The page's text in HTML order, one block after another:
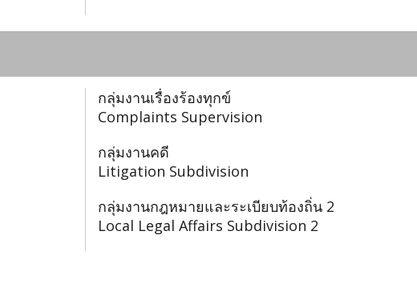
กลุ่มงานเรื่องร้องทุกข์
Complaints Supervision
กลุ่มงานคดี
Litigation Subdivision
กลุ่มงานกฎหมายและระเบียบท้องถิ่น 2
Local Legal Affairs Subdivision 2